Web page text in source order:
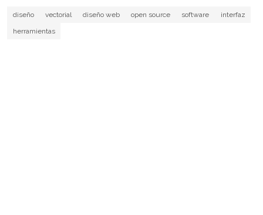
diseño vectorial diseño web open source software
interfaz
herramientas